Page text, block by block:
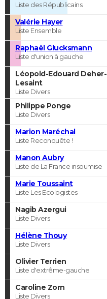
Liste des Républicains
Valérie Hayer
Liste Ensemble
Raphaël Glucksmann
Liste d'union à gauche
Léopold-Edouard Deher-
Lesaint
Liste Divers
Philippe Ponge
Liste Divers
Marion Maréchal
Liste Reconquête !
Manon Aubry
Liste de La France insoumise
Marie Toussaint
Liste Les Ecologistes
Nagib Azergui
Liste Divers
Hélène Thouy
Liste Divers
Olivier Terrien
Liste d'extrême-gauche
Caroline Zorn
Liste Divers